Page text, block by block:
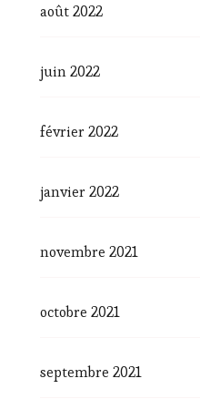
août 2022
juin 2022
février 2022
janvier 2022
novembre 2021
octobre 2021
septembre 2021